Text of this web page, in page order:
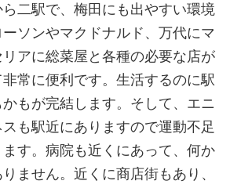
二駅で、梅田にも出やすい環境
ソンやマクドナルド、万代にマ
アに総菜屋と各種の必要な店が
常に便利です。生活するのに駅
もが完結します。そして、エニ
も駅近にありますので運動不足
す。病院も近くにあって、何か
ません。近くに商店街もあり、